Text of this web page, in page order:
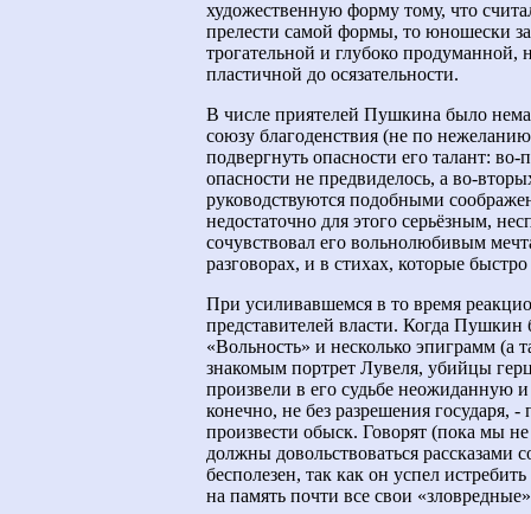
художественную форму тому, что
прелести самой формы, то юношески
трогательной и глубоко
пластичной до осязательности.
В числе приятелей Пушкина было
союзу благоденствия (не по
подвергнуть опасности его талант:
опасности не предвиделось, а во-
руководствуются подобными
недостаточно для этого серьёзным,
сочувствовал его вольнолюбивым
разговорах, и в стихах, которые
При усиливавшемся в то время
представителей власти. Когда
«Вольность» и несколько эпиграмм (а
знакомым портрет Лувеля, убийцы
произвели в его судьбе неожиданную
конечно, не без разрешения государя,
произвести обыск. Говорят (пока мы
должны довольствоваться
бесполезен, так как он успел
на память почти все свои